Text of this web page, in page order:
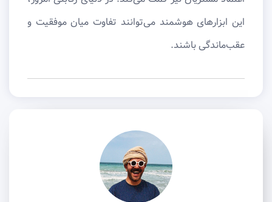
این ابزارهای هوشمند می‌توانند تفاوت میان موفقیت و
عقب‌ماندگی باشند.